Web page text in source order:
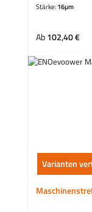
Stärke:16µm
Regulärer Preis:
Ab102,40 €
Varianten